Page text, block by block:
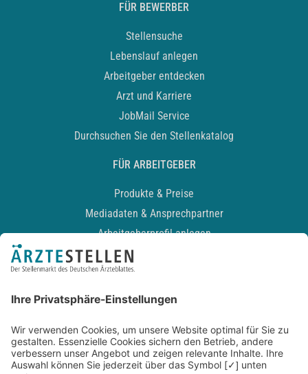
FÜR BEWERBER
Stellensuche
Lebenslauf anlegen
Arbeitgeber entdecken
Arzt und Karriere
JobMail Service
Durchsuchen Sie den Stellenkatalog
FÜR ARBEITGEBER
Produkte & Preise
Mediadaten & Ansprechpartner
Arbeitgeberprofil anlegen
Recruiting-Podcast
Kontakt
Datenschutz
Newsletter